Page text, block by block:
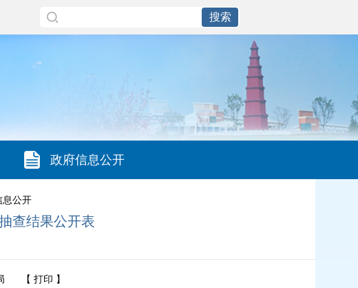
政府信息公开
息公开
查结果公开表
【 打印 】